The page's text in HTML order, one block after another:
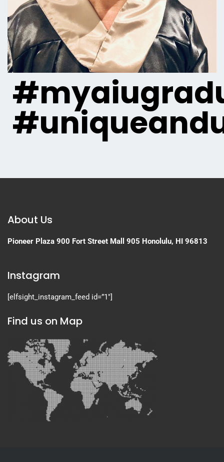
About Us
Pioneer Plaza 900 Fort Street Mall 905 Honolulu, HI 96813
Instagram
[elfsight_instagram_feed id=”1″]
Find us on Map